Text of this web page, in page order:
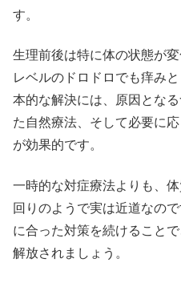
す。
生理前後は特に体の状態が
レベルのドロドロでも痒み
本的な解決には、原因とな
た自然療法、そして必要に
が効果的です。
一時的な対症療法よりも、
回りのようで実は近道なの
に合った対策を続けること
解放されましょう。